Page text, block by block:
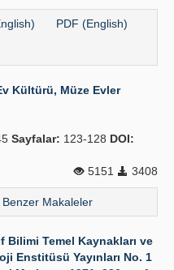
PDF (English)
Kültürü, Müze Evler
Sayfalar: 123-128 DOI:
5151
3408
Benzer Makaleler
Bilimi Temel Kaynakları ve
Enstitüsü Yayınları No. 1